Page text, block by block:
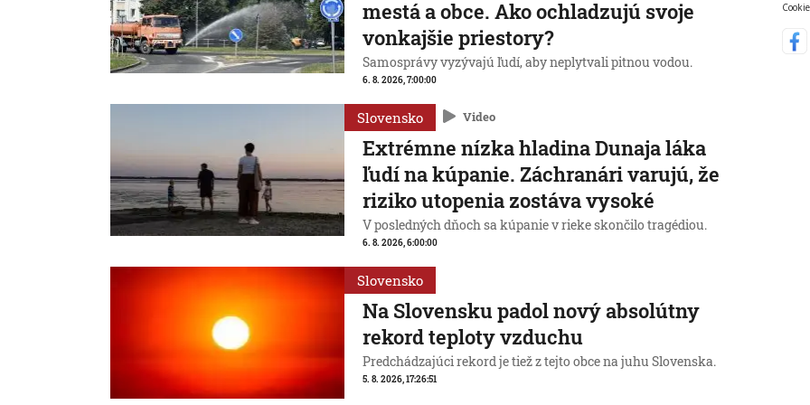
mestá a obce. Ako ochladzujú svoje
vonkajšie priestory?
Samosprávy vyzývajú ľudí, aby neplytvali pitnou vodou.
6. 8. 2026, 7:00:00
Slovensko Video
Extrémne nízka hladina Dunaja láka
ľudí na kúpanie. Záchranári varujú, že
riziko utopenia zostáva vysoké
V posledných dňoch sa kúpanie v rieke skončilo tragédiou.
6. 8. 2026, 6:00:00
Slovensko
Na Slovensku padol nový absolútny
rekord teploty vzduchu
Predchádzajúci rekord je tiež z tejto obce na juhu Slovenska.
5. 8. 2026, 17:26:51